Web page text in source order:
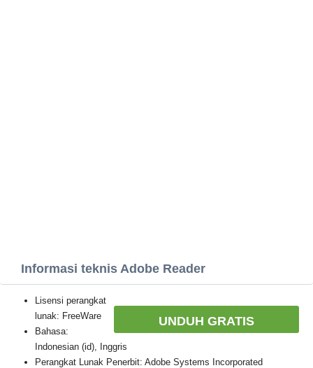
Informasi teknis Adobe Reader
UNDUH GRATIS
Lisensi perangkat
lunak: FreeWare
Bahasa:
Indonesian (id), Inggris
Perangkat Lunak Penerbit: Adobe Systems Incorporated